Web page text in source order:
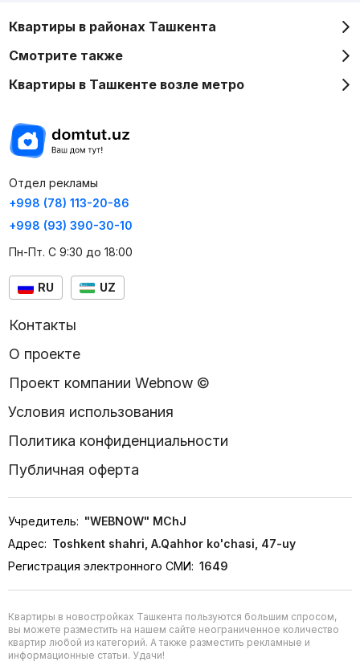
Квартиры в районах Ташкента
Смотрите также
Квартиры в Ташкенте возле метро
Отдел рекламы
+998 (78) 113-20-86
+998 (93) 390-30-10
Пн-Пт. С 9:30 до 18:00
RU UZ
Контакты
О проекте
Проект компании Webnow ©
Условия использования
Политика конфиденциальности
Публичная оферта
Учредитель: "WEBNOW" MChJ
Адрес: Toshkent shahri, A.Qahhor ko'chasi, 47-uy
Регистрация электронного СМИ: 1649
Квартиры в новостройках Ташкента пользуются большим спросом,
вы можете разместить на нашем сайте неограниченное количество
квартир любой из категорий. А также разместить рекламные и
информационные статьи. Удачи!